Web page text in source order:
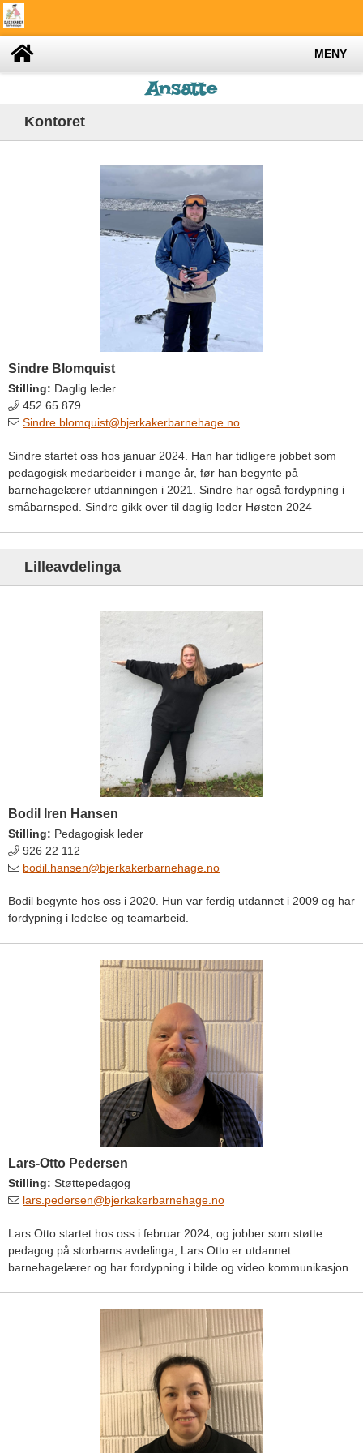
MENY
Ansatte
Kontoret
Sindre Blomquist
Stilling: Daglig leder
452 65 879
Sindre.blomquist@bjerkakerbarnehage.no
Sindre startet oss hos januar 2024. Han har tidligere jobbet som
pedagogisk medarbeider i mange år, før han begynte på
barnehagelærer utdanningen i 2021. Sindre har også fordypning i
småbarnsped. Sindre gikk over til daglig leder Høsten 2024
Lilleavdelinga
Bodil Iren Hansen
Stilling: Pedagogisk leder
926 22 112
bodil.hansen@bjerkakerbarnehage.no
Bodil begynte hos oss i 2020. Hun var ferdig utdannet i 2009 og har
fordypning i ledelse og teamarbeid.
Lars-Otto Pedersen
Stilling: Støttepedagog
lars.pedersen@bjerkakerbarnehage.no
Lars Otto startet hos oss i februar 2024, og jobber som støtte
pedagog på storbarns avdelinga, Lars Otto er utdannet
barnehagelærer og har fordypning i bilde og video kommunikasjon.